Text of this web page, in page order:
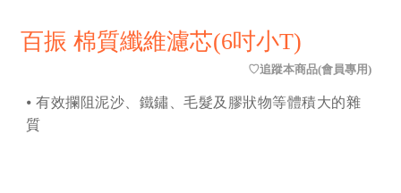
百振 棉質纖維濾芯(6吋小T)
⦁ 有效攔阻泥沙、鐵鏽、毛髮及膠狀物等體積大的雜
質